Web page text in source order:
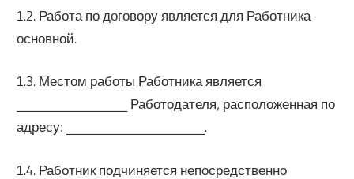
1.2. Работа по договору является для Работника
основной.
1.3. Местом работы Работника является
____________________ Работодателя, расположенная по
адресу: _________________________.
1.4. Работник подчиняется непосредственно